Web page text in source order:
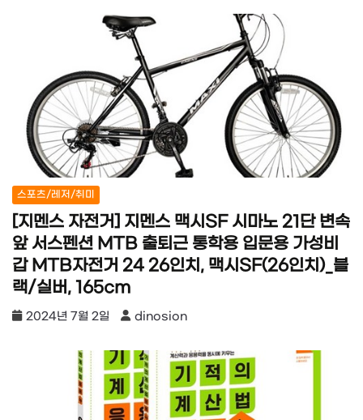
스포츠/레저/취미
[지멘스 자전거] 지멘스 맥시SF 시마노 21단 변속
앞 서스펜션 MTB 출퇴근 통학용 입문용 가성비
갑 MTB자전거 24 26인치, 맥시SF(26인치)_블
랙/실버, 165cm
2024년 7월 2일 dinosion